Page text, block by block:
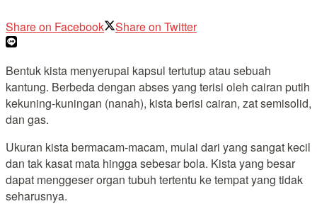
Share on Facebook Share on Twitter
Bentuk kista menyerupai kapsul tertutup atau sebuah
kantung. Berbeda dengan abses yang terisi oleh cairan putih
kekuning-kuningan (nanah), kista berisi cairan, zat semisolid,
dan gas.
Ukuran kista bermacam-macam, mulai dari yang sangat kecil
dan tak kasat mata hingga sebesar bola. Kista yang besar
dapat menggeser organ tubuh tertentu ke tempat yang tidak
seharusnya.